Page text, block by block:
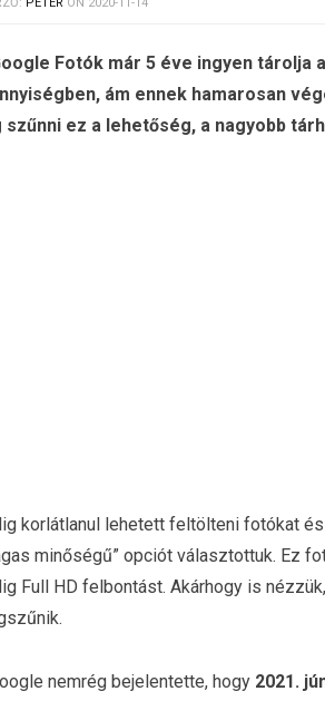
Fotók már 5 éve ingyen
ám ennek hamarosan
szűnni ez a lehetőség, a nagyobb
korlátlanul lehetett feltölteni fotókat
minőségű” opciót választottuk. Ez
Full HD felbontást. Akárhogy is
nemrég bejelentette, hogy 2021.